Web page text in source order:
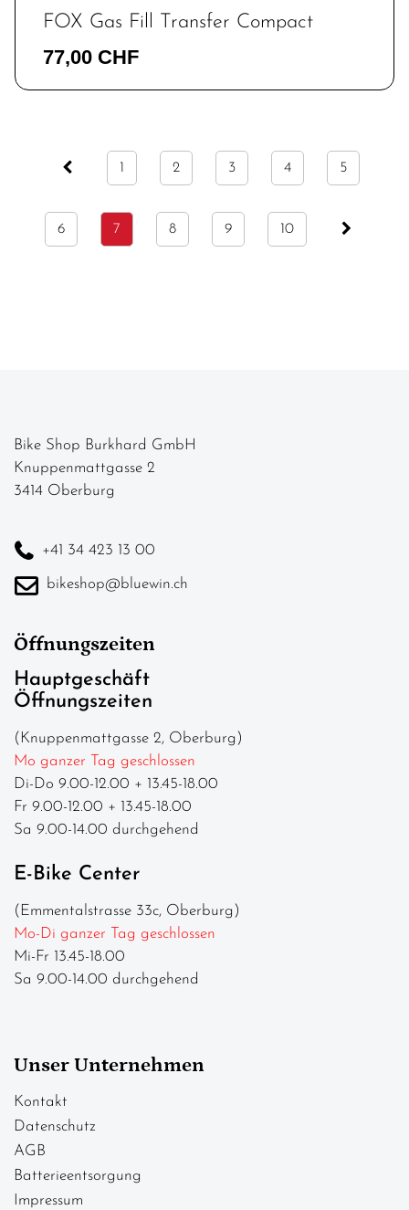
FOX Gas Fill Transfer Compact
77,00 CHF
1 2 3 4 5
6 7 8 9 10
Bike Shop Burkhard GmbH
Knuppenmattgasse 2
3414 Oberburg
+41 34 423 13 00
bikeshop@bluewin.ch
Öffnungszeiten
Hauptgeschäft
Öffnungszeiten
(Knuppenmattgasse 2, Oberburg)
Mo ganzer Tag geschlossen
Di-Do 9.00-12.00 + 13.45-18.00
Fr 9.00-12.00 + 13.45-18.00
Sa 9.00-14.00 durchgehend
E-Bike Center
(Emmentalstrasse 33c, Oberburg)
Mo-Di ganzer Tag geschlossen
Mi-Fr 13.45-18.00
Sa 9.00-14.00 durchgehend
Unser Unternehmen
Kontakt
Datenschutz
AGB
Batterieentsorgung
Impressum